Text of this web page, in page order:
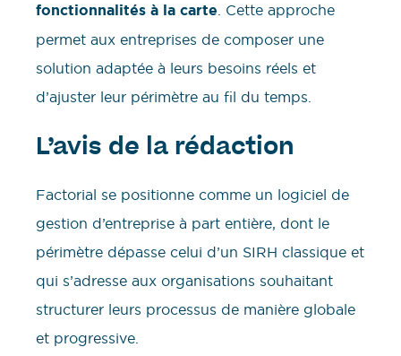
fonctionnalités à la carte. Cette approche
permet aux entreprises de composer une
solution adaptée à leurs besoins réels et
d’ajuster leur périmètre au fil du temps.
L’avis de la rédaction
Factorial se positionne comme un logiciel de
gestion d’entreprise à part entière, dont le
périmètre dépasse celui d’un SIRH classique et
qui s’adresse aux organisations souhaitant
structurer leurs processus de manière globale
et progressive.